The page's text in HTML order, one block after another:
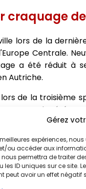
Gérez
expériences,
ou accéder aux
permettra de traiter
ID uniques sur ce site.
peut avoir un effet négatif
craquage
lors de la
Centrale.
a été réduit à
Autriche.
de la troisième
second a été
ainsi près
de
troisième place
la dernière